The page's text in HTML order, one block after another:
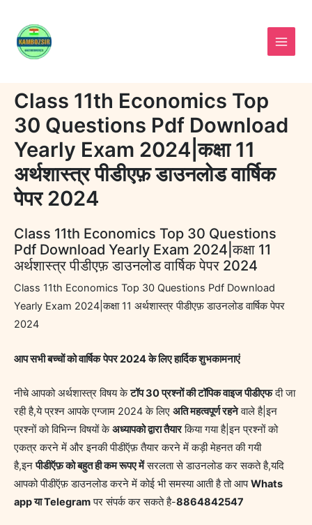
content
Class 11th Economics Top
30 Questions Pdf Download
Yearly Exam 2024|कक्षा 11
अर्थशास्त्र पीडीएफ़ डाउनलोड वार्षिक
पेपर 2024
Class 11th Economics Top 30 Questions
Pdf Download Yearly Exam 2024|कक्षा 11
अर्थशास्त्र पीडीएफ़ डाउनलोड वार्षिक पेपर 2024
Class 11th Economics Top 30 Questions Pdf Download
Yearly Exam 2024|कक्षा 11 अर्थशास्त्र पीडीएफ़ डाउनलोड वार्षिक पेपर
2024
आप सभी बच्चों को वार्षिक पेपर 2024 के लिए हार्दिक शुभकामनाएं
नीचे आपको अर्थशास्त्र विषय केटॉप 30 प्रश्नों की टॉपिक वाइज पीडीएफदी जा
रही है,ये प्रश्न आपके एग्जाम 2024 के लिए अति महत्वपूर्ण रहनेवाले है|इन
प्रश्नों को विभिन्न विषयों केअध्यापको द्वारा तैयारकिया गया है|इन प्रश्नों को
एकत्र करने में और इनकी पीडीऍफ़ तैयार करने में कड़ी मेहनत की गयी
है,इनपीडीऍफ़ को बहुत ही कम रूपए मेंसरलता से डाउनलोड कर सकते है,यदि
आपको पीडीऍफ़ डाउनलोड करने में कोई भी समस्या आती है तो आपWhats
app या Telegramपर संपर्क कर सकते है-8864842547